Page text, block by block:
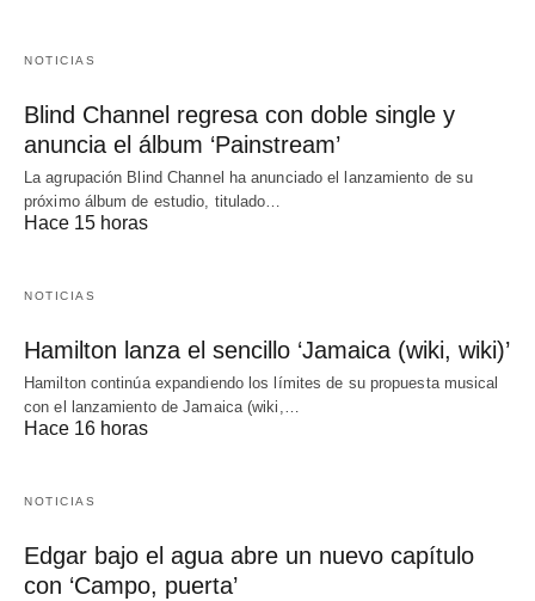
NOTICIAS
Blind Channel regresa con doble single y
anuncia el álbum ‘Painstream’
La agrupación Blind Channel ha anunciado el lanzamiento de su
próximo álbum de estudio, titulado…
Hace 15 horas
NOTICIAS
Hamilton lanza el sencillo ‘Jamaica (wiki, wiki)’
Hamilton continúa expandiendo los límites de su propuesta musical
con el lanzamiento de Jamaica (wiki,…
Hace 16 horas
NOTICIAS
Edgar bajo el agua abre un nuevo capítulo
con ‘Campo, puerta’